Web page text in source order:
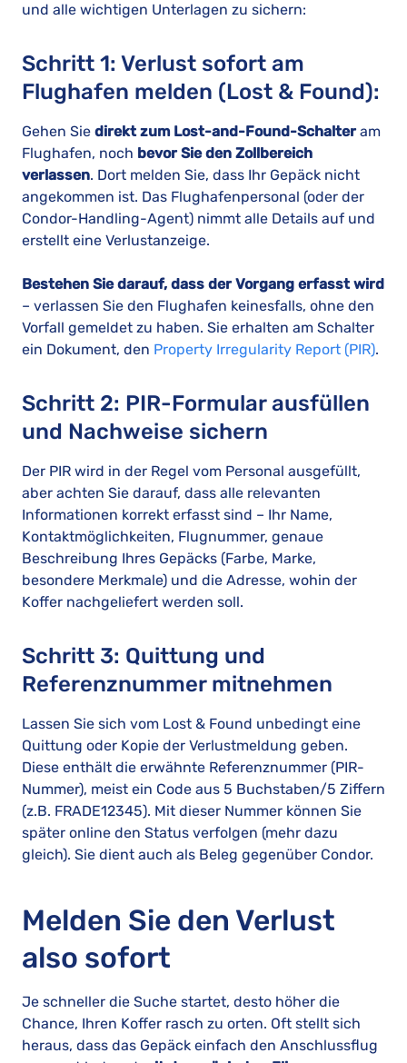
und alle wichtigen Unterlagen zu sichern:
Schritt 1: Verlust sofort am
Flughafen melden (Lost & Found):
Gehen Sie direkt zum Lost-and-Found-Schalteram
Flughafen, noch bevor Sie den Zollbereich
verlassen. Dort melden Sie, dass Ihr Gepäck nicht
angekommen ist. Das Flughafenpersonal (oder der
Condor-Handling-Agent) nimmt alle Details auf und
erstellt eine Verlustanzeige.
Bestehen Sie darauf, dass der Vorgang erfasst wird
– verlassen Sie den Flughafen keinesfalls, ohne den
Vorfall gemeldet zu haben. Sie erhalten am Schalter
ein Dokument, den Property Irregularity Report (PIR).
Schritt 2: PIR-Formular ausfüllen
und Nachweise sichern
Der PIR wird in der Regel vom Personal ausgefüllt,
aber achten Sie darauf, dass alle relevanten
Informationen korrekt erfasst sind – Ihr Name,
Kontaktmöglichkeiten, Flugnummer, genaue
Beschreibung Ihres Gepäcks (Farbe, Marke,
besondere Merkmale) und die Adresse, wohin der
Koffer nachgeliefert werden soll.
Schritt 3: Quittung und
Referenznummer mitnehmen
Lassen Sie sich vom Lost & Found unbedingt eine
Quittung oder Kopie der Verlustmeldung geben.
Diese enthält die erwähnte Referenznummer (PIR-
Nummer), meist ein Code aus 5 Buchstaben/5 Ziffern
(z.B. FRADE12345). Mit dieser Nummer können Sie
später online den Status verfolgen (mehr dazu
gleich). Sie dient auch als Beleg gegenüber Condor.
Melden Sie den Verlust
also sofort
Je schneller die Suche startet, desto höher die
Chance, Ihren Koffer rasch zu orten. Oft stellt sich
heraus, dass das Gepäck einfach den Anschlussflug